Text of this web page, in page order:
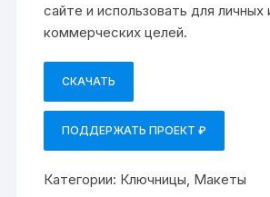
сайте и использовать для личных
коммерческих целей.
СКАЧАТЬ
ПОДДЕРЖАТЬ ПРОЕКТ ₽
Категории: Ключницы Макеты